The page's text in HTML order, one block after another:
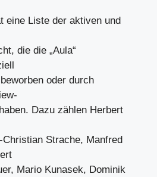
eine Liste der aktiven und
die die „Aula“
oder durch
Dazu zählen Herbert
Strache, Manfred
Mario Kunasek, Dominik